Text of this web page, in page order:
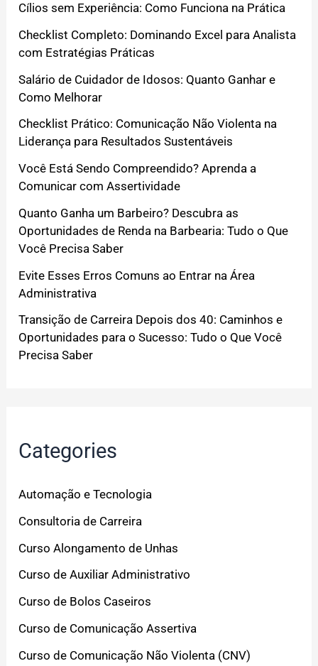
Cílios sem Experiência: Como Funciona na Prática
Checklist Completo: Dominando Excel para Analista
com Estratégias Práticas
Salário de Cuidador de Idosos: Quanto Ganhar e
Como Melhorar
Checklist Prático: Comunicação Não Violenta na
Liderança para Resultados Sustentáveis
Você Está Sendo Compreendido? Aprenda a
Comunicar com Assertividade
Quanto Ganha um Barbeiro? Descubra as
Oportunidades de Renda na Barbearia: Tudo o Que
Você Precisa Saber
Evite Esses Erros Comuns ao Entrar na Área
Administrativa
Transição de Carreira Depois dos 40: Caminhos e
Oportunidades para o Sucesso: Tudo o Que Você
Precisa Saber
Categories
Automação e Tecnologia
Consultoria de Carreira
Curso Alongamento de Unhas
Curso de Auxiliar Administrativo
Curso de Bolos Caseiros
Curso de Comunicação Assertiva
Curso de Comunicação Não Violenta (CNV)